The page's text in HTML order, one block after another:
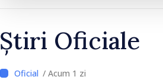
Știri Oficiale
/ Acum 1 zi